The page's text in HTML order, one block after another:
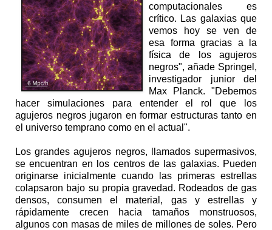
computacionales es
crítico. Las galaxias que
vemos hoy se ven de
esa forma gracias a la
física de los agujeros
negros", añade Springel,
investigador junior del
Max Planck. "Debemos
hacer simulaciones para entender el rol que los
agujeros negros jugaron en formar estructuras tanto en
el universo temprano como en el actual".
Los grandes agujeros negros, llamados supermasivos,
se encuentran en los centros de las galaxias. Pueden
originarse inicialmente cuando las primeras estrellas
colapsaron bajo su propia gravedad. Rodeados de gas
densos, consumen el material, gas y estrellas y
rápidamente crecen hacia tamaños monstruosos,
algunos con masas de miles de millones de soles. Pero